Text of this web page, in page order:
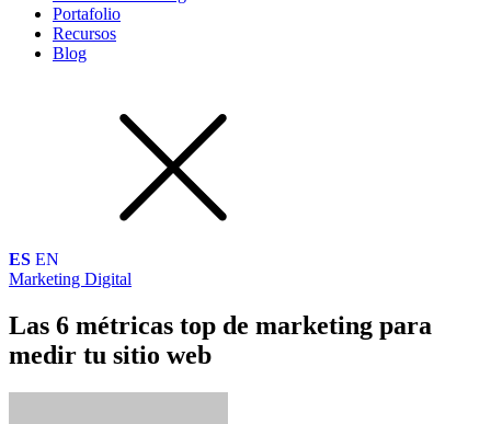
Portafolio
Recursos
Blog
ES EN
Marketing Digital
Las 6 métricas top de marketing para
medir tu sitio web